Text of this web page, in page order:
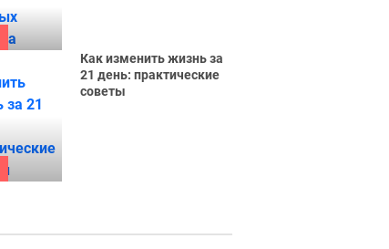
Как изменить жизнь за
21 день: практические
советы